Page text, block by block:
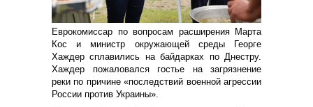
Еврокомиссар по вопросам расширения Марта
Кос и министр окружающей среды Георге
Хаждер сплавились на байдарках по Днестру.
Хаждер пожаловался гостье на загрязнение
реки по причине «последствий военной агрессии
России против Украины».